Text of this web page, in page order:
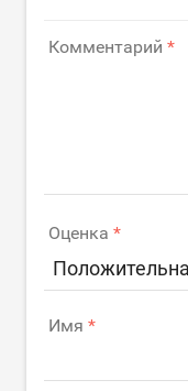
Комментарий
Оценка
Имя